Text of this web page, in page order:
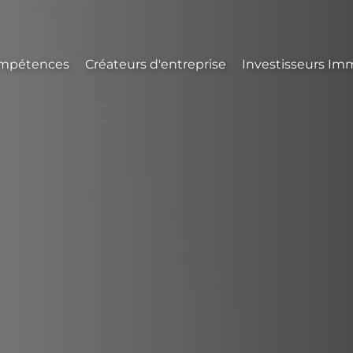
Créateurs d'entreprise Investisseurs